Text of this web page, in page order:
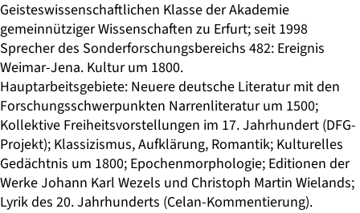
Geisteswissenschaftlichen Klasse der Akademie
gemeinnütziger Wissenschaften zu Erfurt; seit 1998
Sprecher des Sonderforschungsbereichs 482: Ereignis
Weimar-Jena. Kultur um 1800.
Hauptarbeitsgebiete: Neuere deutsche Literatur mit den
Forschungsschwerpunkten Narrenliteratur um 1500;
Kollektive Freiheitsvorstellungen im 17. Jahrhundert (DFG-
Projekt); Klassizismus, Aufklärung, Romantik; Kulturelles
Gedächtnis um 1800; Epochenmorphologie; Editionen der
Werke Johann Karl Wezels und Christoph Martin Wielands;
Lyrik des 20. Jahrhunderts (Celan-Kommentierung).